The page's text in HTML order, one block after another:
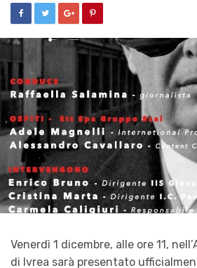
Venerdì 1 dicembre, alle ore 11,
di Ivrea sarà presentato